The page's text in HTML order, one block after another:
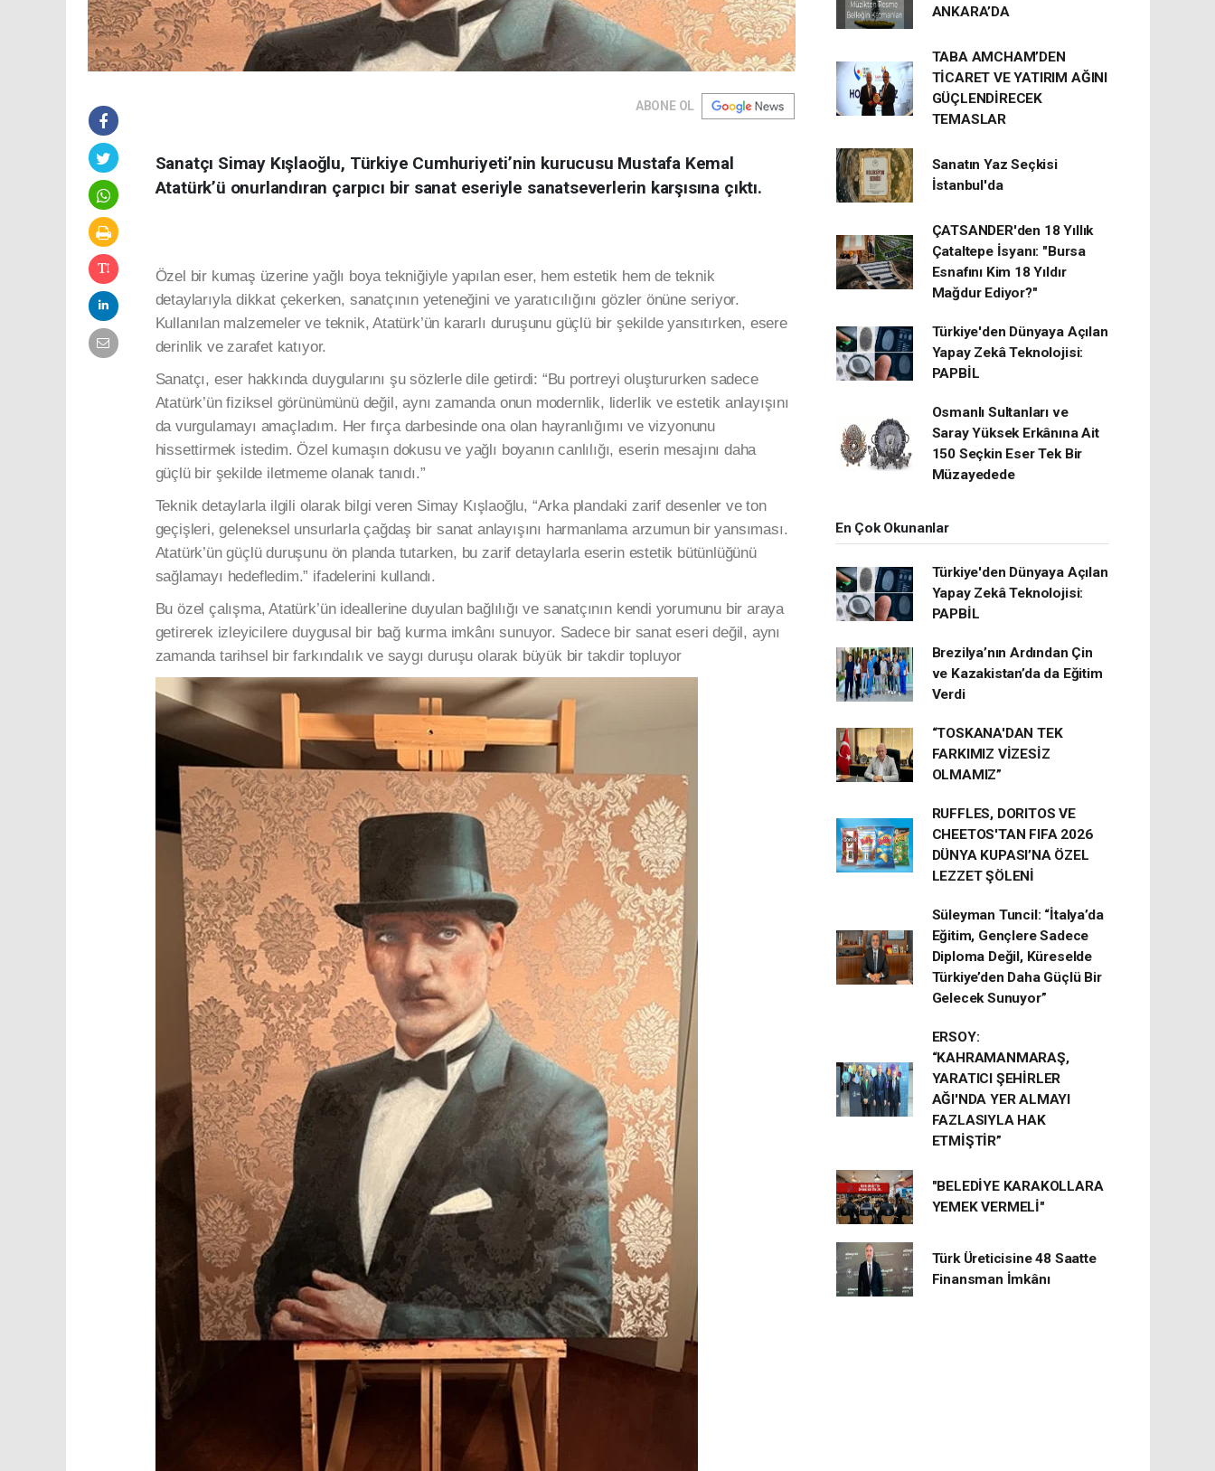
ABONE OL
Sanatçı Simay Kışlaoğlu, Türkiye Cumhuriyeti’nin kurucusu Mustafa Kemal
Atatürk’ü onurlandıran çarpıcı bir sanat eseriyle sanatseverlerin karşısına çıktı.
Özel bir kumaş üzerine yağlı boya tekniğiyle yapılan eser, hem estetik hem de teknik
detaylarıyla dikkat çekerken, sanatçının yeteneğini ve yaratıcılığını gözler önüne seriyor.
Kullanılan malzemeler ve teknik, Atatürk’ün kararlı duruşunu güçlü bir şekilde yansıtırken, esere
derinlik ve zarafet katıyor.
Sanatçı, eser hakkında duygularını şu sözlerle dile getirdi: “Bu portreyi oluştururken sadece
Atatürk’ün fiziksel görünümünü değil, aynı zamanda onun modernlik, liderlik ve estetik anlayışını
da vurgulamayı amaçladım. Her fırça darbesinde ona olan hayranlığımı ve vizyonunu
hissettirmek istedim. Özel kumaşın dokusu ve yağlı boyanın canlılığı, eserin mesajını daha
güçlü bir şekilde iletmeme olanak tanıdı.”
Teknik detaylarla ilgili olarak bilgi veren Simay Kışlaoğlu, “Arka plandaki zarif desenler ve ton
geçişleri, geleneksel unsurlarla çağdaş bir sanat anlayışını harmanlama arzumun bir yansıması.
Atatürk’ün güçlü duruşunu ön planda tutarken, bu zarif detaylarla eserin estetik bütünlüğünü
sağlamayı hedefledim.” ifadelerini kullandı.
Bu özel çalışma, Atatürk’ün ideallerine duyulan bağlılığı ve sanatçının kendi yorumunu bir araya
getirerek izleyicilere duygusal bir bağ kurma imkânı sunuyor. Sadece bir sanat eseri değil, aynı
zamanda tarihsel bir farkındalık ve saygı duruşu olarak büyük bir takdir topluyor
ANKARA’DA
TABA AMCHAM’DEN
TİCARET VE YATIRIM AĞINI
GÜÇLENDİRECEK
TEMASLAR
Sanatın Yaz Seçkisi
İstanbul'da
ÇATSANDER'den 18 Yıllık
Çataltepe İsyanı: "Bursa
Esnafını Kim 18 Yıldır
Mağdur Ediyor?"
Türkiye'den Dünyaya Açılan
Yapay Zekâ Teknolojisi:
PAPBİL
Osmanlı Sultanları ve
Saray Yüksek Erkânına Ait
150 Seçkin Eser Tek Bir
Müzayedede
En Çok Okunanlar
Türkiye'den Dünyaya Açılan
Yapay Zekâ Teknolojisi:
PAPBİL
Brezilya’nın Ardından Çin
ve Kazakistan’da da Eğitim
Verdi
“TOSKANA'DAN TEK
FARKIMIZ VİZESİZ
OLMAMIZ”
RUFFLES, DORITOS VE
CHEETOS'TAN FIFA 2026
DÜNYA KUPASI’NA ÖZEL
LEZZET ŞÖLENİ
Süleyman Tuncil: “İtalya’da
Eğitim, Gençlere Sadece
Diploma Değil, Küreselde
Türkiye’den Daha Güçlü Bir
Gelecek Sunuyor”
ERSOY:
“KAHRAMANMARAŞ,
YARATICI ŞEHİRLER
AĞI'NDA YER ALMAYI
FAZLASIYLA HAK
ETMİŞTİR”
"BELEDİYE KARAKOLLARA
YEMEK VERMELİ"
Türk Üreticisine 48 Saatte
Finansman İmkânı